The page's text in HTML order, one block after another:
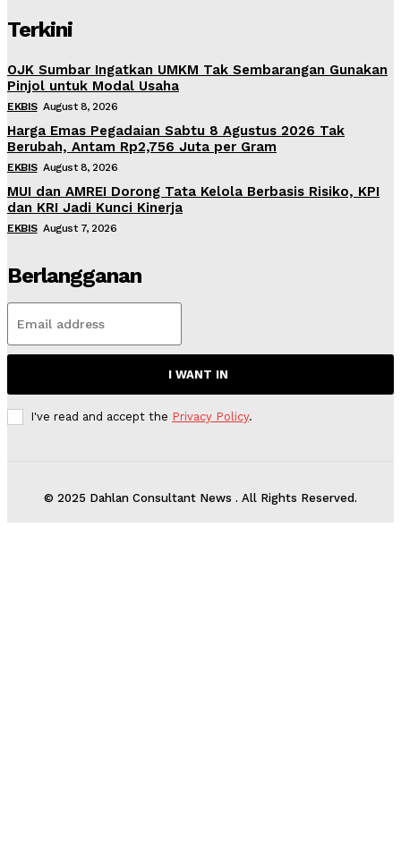
Terkini
OJK Sumbar Ingatkan UMKM Tak Sembarangan Gunakan
Pinjol untuk Modal Usaha
EKBIS August 8, 2026
Harga Emas Pegadaian Sabtu 8 Agustus 2026 Tak
Berubah, Antam Rp2,756 Juta per Gram
EKBIS August 8, 2026
MUI dan AMREI Dorong Tata Kelola Berbasis Risiko, KPI
dan KRI Jadi Kunci Kinerja
EKBIS August 7, 2026
Berlangganan
I WANT IN
I've read and accept the Privacy Policy.
© 2025 Dahlan Consultant News . All Rights Reserved.